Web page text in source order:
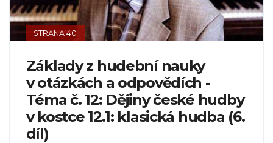
STRANA 40
Základy z hudební nauky
v otázkách a odpovědích -
Téma č. 12: Dějiny české hudby
v kostce 12.1: klasická hudba (6.
díl)